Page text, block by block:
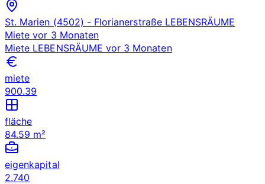
St. Marien (4502) - Florianerstraße LEBENSRÄUME
Miete vor 3 Monaten
Miete LEBENSRÄUME vor 3 Monaten
miete
900.39
fläche
84.59 m²
eigenkapital
2.740